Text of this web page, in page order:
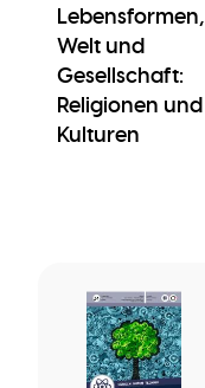
Lebensformen,
Welt und
Gesellschaft:
Religionen und
Kulturen